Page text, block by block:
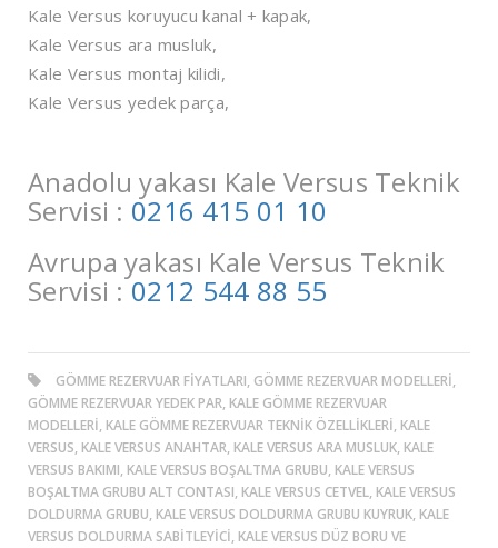
Kale Versus koruyucu kanal + kapak,
Kale Versus ara musluk,
Kale Versus montaj kilidi,
Kale Versus yedek parça,
Anadolu yakası Kale Versus Teknik
Servisi : 0216 415 01 10
Avrupa yakası Kale Versus Teknik
Servisi :0212 544 88 55
GÖMME REZERVUAR FIYATLARI, GÖMME REZERVUAR MODELLERI,
GÖMME REZERVUAR YEDEK PAR, KALE GÖMME REZERVUAR
MODELLERI, KALE GÖMME REZERVUAR TEKNIK ÖZELLIKLERI, KALE
VERSUS, KALE VERSUS ANAHTAR, KALE VERSUS ARA MUSLUK, KALE
VERSUS BAKIMI, KALE VERSUS BOŞALTMA GRUBU, KALE VERSUS
BOŞALTMA GRUBU ALT CONTASI, KALE VERSUS CETVEL, KALE VERSUS
DOLDURMA GRUBU, KALE VERSUS DOLDURMA GRUBU KUYRUK, KALE
VERSUS DOLDURMA SABITLEYICI, KALE VERSUS DÜZ BORU VE